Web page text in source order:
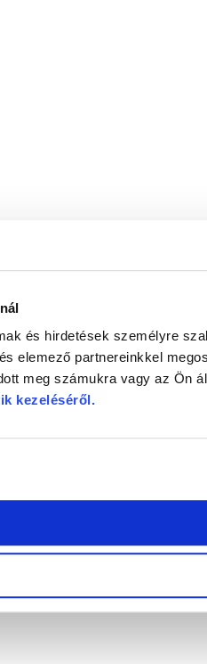
és hirdetések személyre
elemező partnereinkkel
meg számukra vagy az Ön
kezeléséről.